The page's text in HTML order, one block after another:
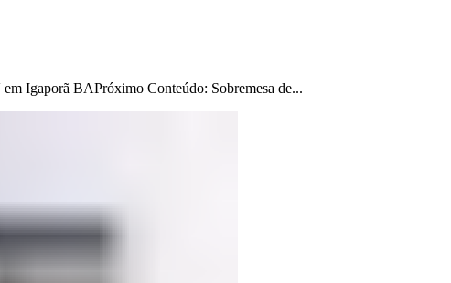
Igaporã BAPróximo Conteúdo: Sobremesa de...